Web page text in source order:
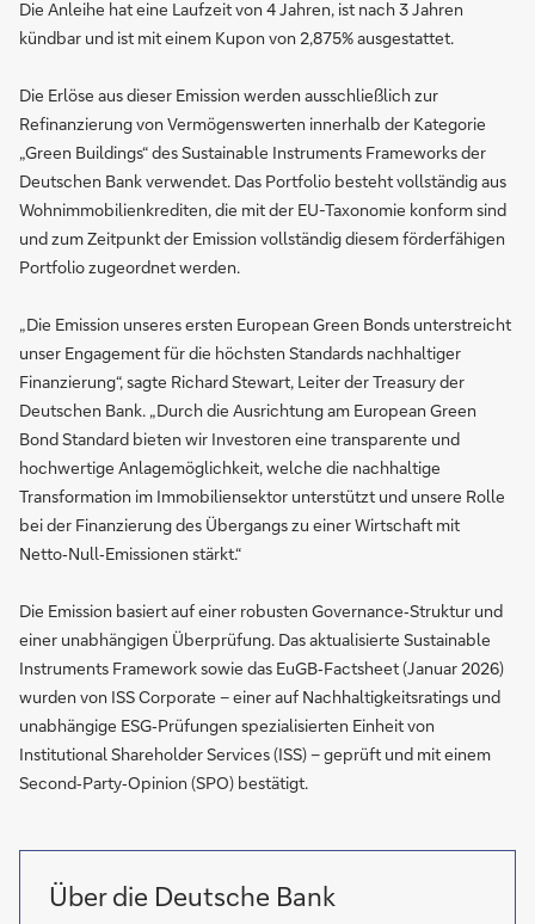
Die Anleihe hat eine Laufzeit von 4 Jahren, ist nach 3 Jahren
kündbar und ist mit einem Kupon von 2,875% ausgestattet.
Die Erlöse aus dieser Emission werden ausschließlich zur
Refinanzierung von Vermögenswerten innerhalb der Kategorie
„Green Buildings“ des Sustainable Instruments Frameworks der
Deutschen Bank verwendet. Das Portfolio besteht vollständig aus
Wohnimmobilienkrediten, die mit der EU-Taxonomie konform sind
und zum Zeitpunkt der Emission vollständig diesem förderfähigen
Portfolio zugeordnet werden.
„Die Emission unseres ersten European Green Bonds unterstreicht
unser Engagement für die höchsten Standards nachhaltiger
Finanzierung“, sagte Richard Stewart, Leiter der Treasury der
Deutschen Bank. „Durch die Ausrichtung am European Green
Bond Standard bieten wir Investoren eine transparente und
hochwertige Anlagemöglichkeit, welche die nachhaltige
Transformation im Immobiliensektor unterstützt und unsere Rolle
bei der Finanzierung des Übergangs zu einer Wirtschaft mit
Netto‑Null‑Emissionen stärkt.“
Die Emission basiert auf einer robusten Governance‑Struktur und
einer unabhängigen Überprüfung. Das aktualisierte Sustainable
Instruments Framework sowie das EuGB‑Factsheet (Januar 2026)
wurden von ISS Corporate – einer auf Nachhaltigkeitsratings und
unabhängige ESG‑Prüfungen spezialisierten Einheit von
Institutional Shareholder Services (ISS) – geprüft und mit einem
Second‑Party‑Opinion (SPO) bestätigt.
Über die Deutsche Bank